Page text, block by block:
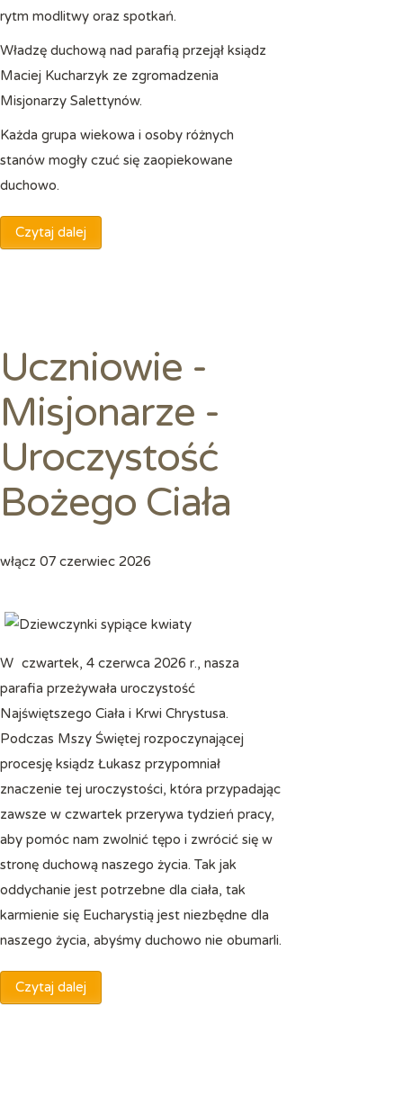
rytm modlitwy oraz spotkań.
Władzę duchową nad parafią przejął ksiądz
Maciej Kucharzyk ze zgromadzenia
Misjonarzy Salettynów.
Każda grupa wiekowa i osoby różnych
stanów mogły czuć się zaopiekowane
duchowo.
Czytaj dalej
Uczniowie -
Misjonarze -
Uroczystość
Bożego Ciała
włącz 07 czerwiec 2026
W czwartek, 4 czerwca 2026 r., nasza
parafia przeżywała uroczystość
Najświętszego Ciała i Krwi Chrystusa.
Podczas Mszy Świętej rozpoczynającej
procesję ksiądz Łukasz przypomniał
znaczenie tej uroczystości, która przypadając
zawsze w czwartek przerywa tydzień pracy,
aby pomóc nam zwolnić tępo i zwrócić się w
stronę duchową naszego życia. Tak jak
oddychanie jest potrzebne dla ciała, tak
karmienie się Eucharystią jest niezbędne dla
naszego życia, abyśmy duchowo nie obumarli.
Czytaj dalej